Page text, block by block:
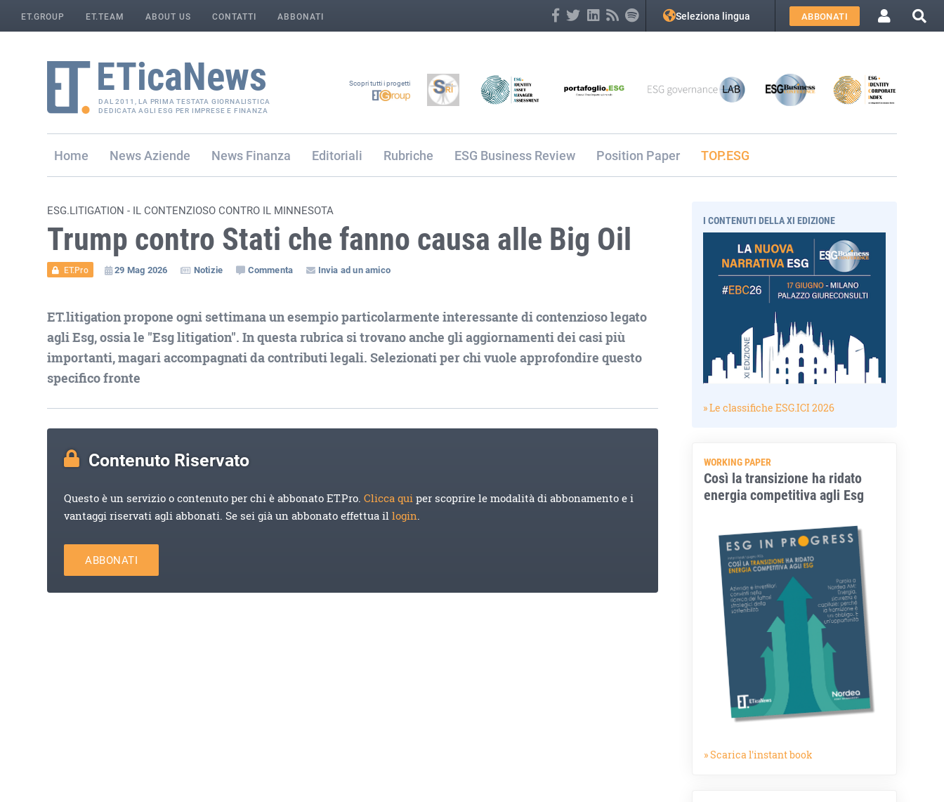
ET.GROUP ET.TEAM ABOUT US CONTATTI ABBONATI Seleziona lingua ABBONATI
DAL 2011, LA PRIMA TESTATA GIORNALISTICA
DEDICATA AGLI ESG PER IMPRESE E FINANZA
Scopri tutti i progetti
Home Aziende Finanza Editoriali Rubriche ESG Business Review Position Paper TOP.ESG
ESG.LITIGATION - IL CONTENZIOSO CONTRO IL MINNESOTA
Trump contro Stati che fanno causa alle Big Oil
ET.Pro 29 Mag 2026 Notizie Commenta Invia ad un amico
ET.litigation propone ogni settimana un esempio particolarmente interessante di contenzioso legato
agli Esg, ossia le "Esg litigation". In questa rubrica si trovano anche gli aggiornamenti dei casi più
importanti, magari accompagnati da contributi legali. Selezionati per chi vuole approfondire questo
specifico fronte
Contenuto Riservato
Questo è un servizio o contenuto per chi è abbonato ET.Pro.Clicca quiper scoprire le modalità di abbonamento e i
vantaggi riservati agli abbonati. Se sei già un abbonato effettua illogin.
ABBONATI
I CONTENUTI DELLA XI EDIZIONE
» Le classifiche ESG.ICI 2026
WORKING PAPER
Così la transizione ha ridato
energia competitiva agli Esg
» Scarica l'instant book